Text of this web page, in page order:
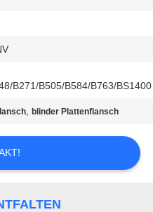
B271/B505/B584/B763/BS1400
,blinder Plattenflansch